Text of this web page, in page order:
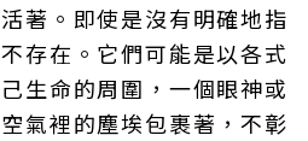
著。即使是沒有明確地指
存在。它們可能是以各式
生命的周圍，一個眼神或
氣裡的塵埃包裹著，不彰